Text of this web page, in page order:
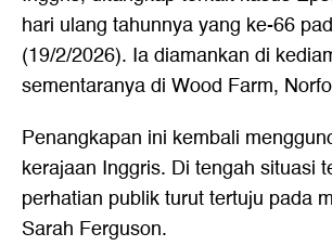
hari ulang tahunnya yang ke-66
(19/2/2026). Ia diamankan di
sementaranya di Wood Farm,
Penangkapan ini kembali
kerajaan Inggris. Di tengah situasi
perhatian publik turut tertuju pada
Sarah Ferguson.